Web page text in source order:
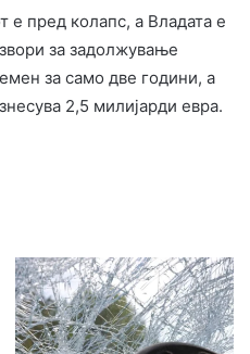
е пред колапс, а Владата е
за задолжување
за само две години, а
2,5 милијарди евра.